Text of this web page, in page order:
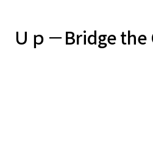
ｐ－Bridge the